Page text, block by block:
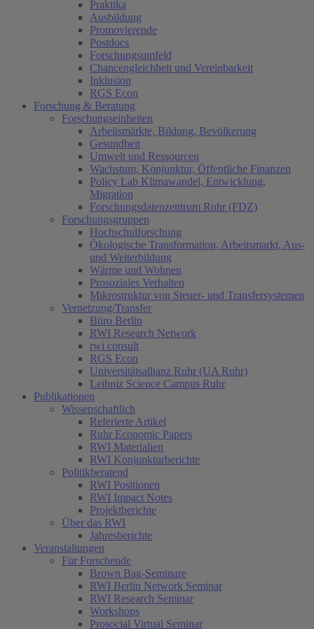
Praktika
Ausbildung
Promovierende
Postdocs
Forschungsumfeld
Chancengleichheit und Vereinbarkeit
Inklusion
RGS Econ
Forschung & Beratung
Forschungseinheiten
Arbeitsmärkte, Bildung, Bevölkerung
Gesundheit
Umwelt und Ressourcen
Wachstum, Konjunktur, Öffentliche Finanzen
Policy Lab Klimawandel, Entwicklung,
Migration
Forschungsdatenzentrum Ruhr (FDZ)
Forschungsgruppen
Hochschulforschung
Ökologische Transformation, Arbeitsmarkt, Aus-
und Weiterbildung
Wärme und Wohnen
Prosoziales Verhalten
Mikrostruktur von Steuer- und Transfersystemen
Vernetzung/Transfer
Büro Berlin
RWI Research Network
rwi consult
RGS Econ
Universitätsallianz Ruhr (UA Ruhr)
Leibniz Science Campus Ruhr
Publikationen
Wissenschaftlich
Referierte Artikel
Ruhr Economic Papers
RWI Materialien
RWI Konjunkturberichte
Politikberatend
RWI Positionen
RWI Impact Notes
Projektberichte
Über das RWI
Jahresberichte
Veranstaltungen
Für Forschende
Brown Bag-Seminare
RWI Berlin Network Seminar
RWI Research Seminar
Workshops
Prosocial Virtual Seminar